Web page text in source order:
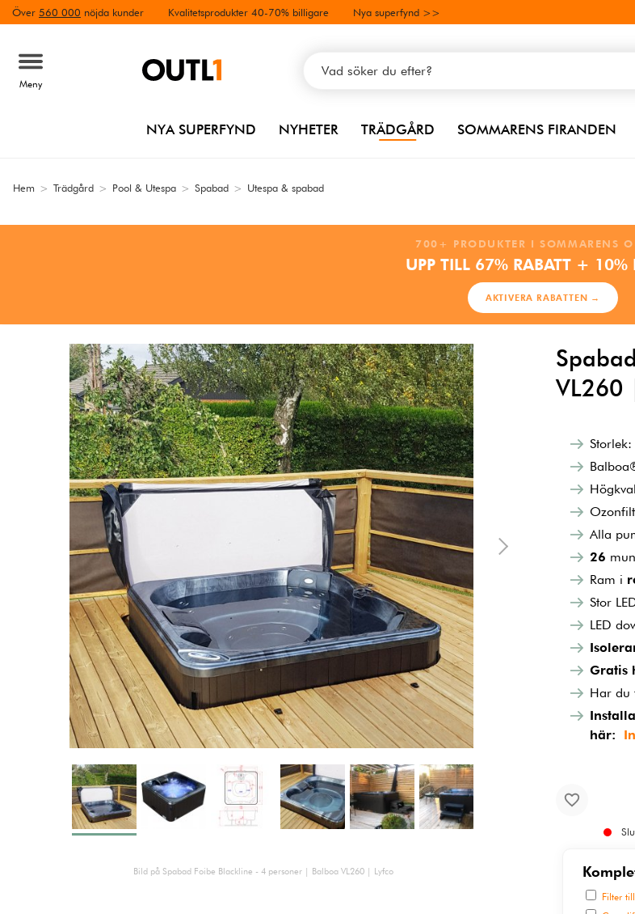
Över 560 000 nöjda kunder Kvalitetsprodukter 40-70% billigare Nya superfynd >>
Meny
NYA SUPERFYND NYHETER TRÄDGÅRD SOMMARENS FIRANDEN
Hem > Trädgård > Pool & Utespa > Spabad > Utespa & spabad
700+ PRODUKTER I SOMMARENS
UPP TILL 67% RABATT + 10%
AKTIVERA RABATTEN →
VL260
Bild på Spabad Foibe Blackline - 4 personer | Balboa VL260 | Lyfco
Alla
26
Ram i
Stor
LED
Gratis
Har du
här:
Filter